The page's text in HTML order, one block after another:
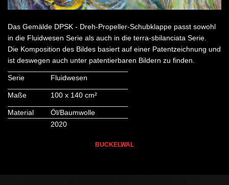
Das Gemälde DPSK - Dreh-Propeller-Schubklappe passt sowohl
in die Fluidwesen Serie als auch in die terra-sbilanciata Serie.
Die Komposition des Bildes basiert auf einer Patentzeichnung und
ist deswegen auch unter patentierbaren Bildern zu finden.
Serie Fluidwesen
Maße 100 x 140 cm²
Material
Öl/Baumwolle
2020
BUCKELWAL